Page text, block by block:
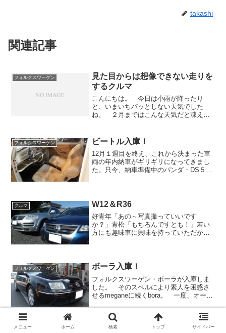
takashi
関連記事
フォルクスワーゲン
見た目からは想像できない走りを
するクルマ
こんにちは。 今日は小雨が降ったり
と、いまいちパッとしない天気でした
ね。 ２月まではこんな天気だと凍える
ぐ春の到来。これから新一年生になるワ
クワクしていることでしょう。...
フォルクスワーゲン ビートル入庫！
12月１週目を終え、これから決まった車
両の年内納車がギリギリになってきまし
た。只今、納車準備中のパンダ・DS５・
かりと整備をし...
クルマ W12＆R36
好青年「あの～写真撮っていいです
か？」青松「もちろんですとも！」若い
方にも趣味車に興味を持っていただかな
に・・・いや、新たな趣味の世界に...
フォルクスワーゲン ボーラ入庫！
フォルクスワーゲン・ボーラが入庫しま
した。 そのスペルにより素人を困惑さ
せるmeganeに続くbora。 一度、オーク
とカギを渡されたことがあったが
「bora」も「なんか変な名前だな。 ボ
ラって・・・魚や...
フォルクスワーゲン ビートル入庫！からの即決！
メニュー ホーム 検索 トップ サイドバー